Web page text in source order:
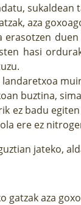
aza
erasotzen
hasi
landaretxoa
buztina,
ez badu
ere ez
jateko,
gatzak aza